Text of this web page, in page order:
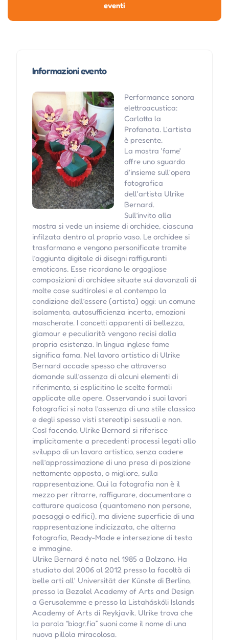
eventi
Informazioni evento
Performance sonora
elettroacustica:
Carlotta la
Profanata. L'artista
è presente.
La mostra 'fame'
offre uno sguardo
d'insieme sull'opera
fotografica
dell'artista Ulrike
Bernard.
Sull’invito alla
mostra si vede un insieme di orchidee, ciascuna
infilzata dentro al proprio vaso. Le orchidee si
trasformano e vengono personificate tramite
l’aggiunta digitale di disegni raffiguranti
emoticons. Esse ricordano le orgogliose
composizioni di orchidee situate sui davanzali di
molte case sudtirolesi e al contempo la
condizione dell’essere (artista) oggi: un comune
isolamento, autosufficienza incerta, emozioni
mascherate. I concetti apparenti di bellezza,
glamour e peculiarità vengono recisi dalla
propria esistenza. In lingua inglese fame
significa fama. Nel lavoro artistico di Ulrike
Bernard accade spesso che attraverso
domande sull’assenza di alcuni elementi di
riferimento, si esplicitino le scelte formali
applicate alle opere. Osservando i suoi lavori
fotografici si nota l’assenza di uno stile classico
e degli spesso visti stereotipi sessuali e non.
Così facendo, Ulrike Bernard si riferisce
implicitamente a precedenti processi legati allo
sviluppo di un lavoro artistico, senza cadere
nell’approssimazione di una presa di posizione
nettamente opposta, o migliore, sulla
rappresentazione. Qui la fotografia non è il
mezzo per ritrarre, raffigurare, documentare o
catturare qualcosa (quantomeno non persone,
paesaggi o edifici), ma diviene superficie di una
rappresentazione indicizzata, che alterna
fotografia, Ready-Made e intersezione di testo
e immagine.
Ulrike Bernard é nata nel 1985 a Bolzano. Ha
studiato dal 2006 al 2012 presso la facoltà di
belle arti all' Universität der Künste di Berlino,
presso la Bezalel Academy of Arts and Design
a Gerusalemme e presso la Listaháskóli Islands
Academy of Arts di Reykjavik. Ulrike trova che
la parola “biogr.fia” suoni come il nome di una
nuova pillola miracolosa.